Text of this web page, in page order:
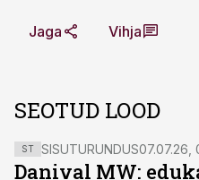
Jaga Vihja
SEOTUD LOOD
ST SISUTURUNDUS07.07.26,
Danival MW: